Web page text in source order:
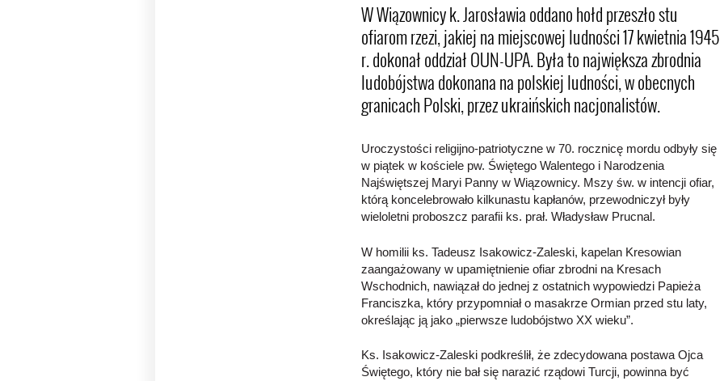
W Wiązownicy k. Jarosławia oddano hołd przeszło stu
ofiarom rzezi, jakiej na miejscowej ludności 17 kwietnia 1945
r. dokonał oddział OUN-UPA. Była to największa zbrodnia
ludobójstwa dokonana na polskiej ludności, w obecnych
granicach Polski, przez ukraińskich nacjonalistów.
Uroczystości religijno-patriotyczne w 70. rocznicę mordu odbyły się
w piątek w kościele pw. Świętego Walentego i Narodzenia
Najświętszej Maryi Panny w Wiązownicy. Mszy św. w intencji ofiar,
którą koncelebrowało kilkunastu kapłanów, przewodniczył były
wieloletni proboszcz parafii ks. prał. Władysław Prucnal.
W homilii ks. Tadeusz Isakowicz-Zaleski, kapelan Kresowian
zaangażowany w upamiętnienie ofiar zbrodni na Kresach
Wschodnich, nawiązał do jednej z ostatnich wypowiedzi Papieża
Franciszka, który przypomniał o masakrze Ormian przed stu laty,
określając ją jako „pierwsze ludobójstwo XX wieku”.
Ks. Isakowicz-Zaleski podkreślił, że zdecydowana postawa Ojca
Świętego, który nie bał się narazić rządowi Turcji, powinna być